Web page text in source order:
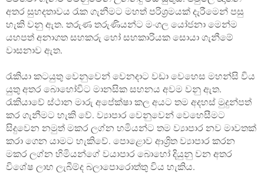
අතර සුහදතාවය රැක ගැනීමට මහත් පරිශ්‍රමයක් දැරීමෙන් පසු
හැකි වනු ඇත. තරුණ තරුණියන්ට මංගල යෝජනා මෙන්ම
යහපත් අනාගත සහකරු හෝ සහකාරියක සොයා ගැනීමේ
වාසනාව ඇත.
රැකියා කටයුතු වෙනුවෙන් වෙනදාට වඩා වෙහෙස මහන්සි විය
යුතු අතර බොහෝවිට මානසික සහනය අවම වනු ඇත.
රැකියාවේ ස්ථාන මාරු අපේක්ෂා කල අයට තම අදහස් මුදුන්පත්
කර ගැනීමට හැකි වේ. ව්‍යාපාර වෙනුවෙන් වෙහෙසීමට
සිදුවෙන නමුත් මකර ලග්න හමියන්ට තම ව්‍යාපාර නව මාවතක්
කරා ගෙන යාමට හැකිවේ. පොළොව ආශ්‍රිත ව්‍යාපාර කරන
මකර ලග්න හිමියන්ගේ වයාපාර බොහෝ දියුනු වන අතර
විශේෂ ලාභ ලැබීම්ද බලාපොරොත්තු විය හැකිය.